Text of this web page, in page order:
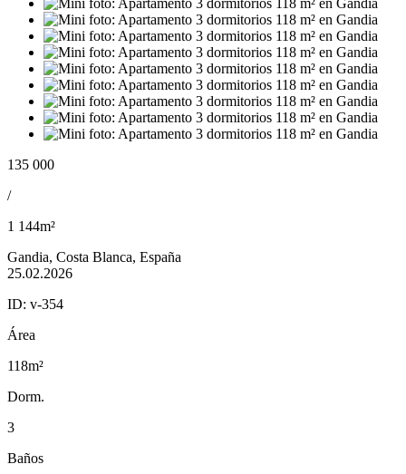
135 000
/
1 144m²
Gandia, Costa Blanca, España
25.02.2026
ID: v-354
Área
118m²
Dorm.
3
Baños